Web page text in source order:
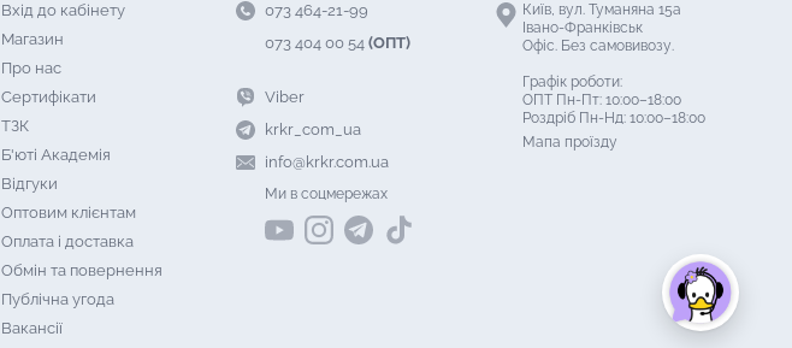
Вхід до кабінету
Магазин
Про нас
Сертифікати
ТЗК
Б'юті Академія
Відгуки
Оптовим клієнтам
Оплата і доставка
Обмін та повернення
Публічна угода
Вакансії
073 464-21-99
073 404 00 54 (ОПТ)
Viber
krkr_com_ua
info@krkr.com.ua
Київ, вул. Туманяна 15а
Івано-Франківськ
Офіс. Без самовивозу.
Графік роботи:
ОПТ Пн-Пт: 10:00–18:00
Роздріб Пн-Нд: 10:00–18:00
Мапа проїзду
Ми в соцмережах